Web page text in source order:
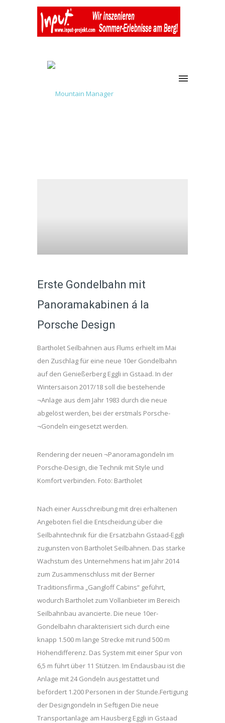
Erste Gondelbahn mit
Panoramakabinen á la
Porsche Design
Bartholet Seilbahnen aus Flums erhielt im Mai
den Zuschlag für eine neue 10er Gondelbahn
auf den Genießerberg Eggli in Gstaad. In der
Wintersaison 2017/18 soll die bestehende
¬Anlage aus dem Jahr 1983 durch die neue
abgelöst werden, bei der erstmals Porsche-
¬Gondeln eingesetzt werden.
Rendering der neuen ¬Panoramagondeln im
Porsche-Design, die Technik mit Style und
Komfort verbinden. Foto: Bartholet
Nach einer Ausschreibung mit drei erhaltenen
Angeboten fiel die Entscheidung über die
Seilbahntechnik für die Ersatzbahn Gstaad-Eggli
zugunsten von Bartholet Seilbahnen. Das starke
Wachstum des Unternehmens hat im Jahr 2014
zum Zusammenschluss mit der Berner
Traditionsfirma „Gangloff Cabins“ geführt,
wodurch Bartholet zum Vollanbieter im Bereich
Seilbahnbau avancierte. Die neue 10er-
Gondelbahn charakterisiert sich durch eine
knapp 1.500 m lange Strecke mit rund 500 m
Höhendifferenz. Das System mit einer Spur von
6,5 m führt über 11 Stützen. Im Endausbau ist die
Anlage mit 24 Gondeln ausgestattet und
befördert 1.200 Personen in der Stunde.Fertigung
der Designgondeln in Seftigen Die neue
Transportanlage am Hausberg Eggli in Gstaad